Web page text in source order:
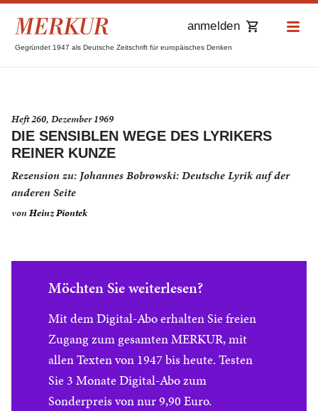
Gegründet 1947 als Deutsche Zeitschrift für europäisches Denken
anmelden
Heft 260, Dezember 1969
DIE SENSIBLEN WEGE DES LYRIKERS
REINER KUNZE
Rezension zu: Johannes Bobrowski: Deutsche Lyrik auf der
anderen Seite
vonHeinz Piontek
Möchten Sie weiterlesen?
Mit dem Digital-Abo erhalten Sie freien
Zugang zum gesamten MERKUR, mit
allen Texten von 1947 bis heute. Testen
Sie 3 Monate Digital-Abo zum
Sonderpreis von nur 9,90 Euro.